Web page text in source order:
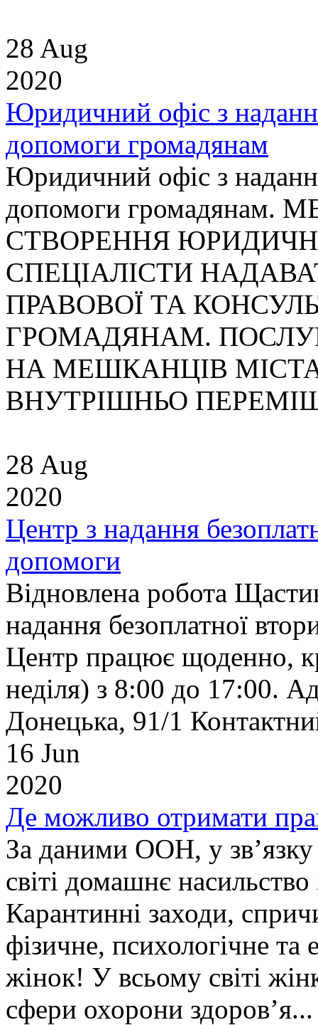
28 Aug
2020
Юридичний офіс з
допомоги громадянам
Юридичний офіс з
допомоги
СТВОРЕННЯ
СПЕЦІАЛІСТИ
ПРАВОВОЇ ТА
ГРОМАДЯНАМ.
НА МЕШКАНЦІВ
ВНУТРІШНЬО
28 Aug
2020
Центр з надання
допомоги
Відновлена робота
надання безоплатної
Центр працює щоденно,
неділя) з 8:00 до 17:00.
Донецька, 91/1
16 Jun
2020
Де можливо отримати
За даними ООН, у зв’язку
світі домашнє насильство
Карантинні заходи,
фізичне, психологічне
жінок! У всьому світі
сфери охорони здоров’я...